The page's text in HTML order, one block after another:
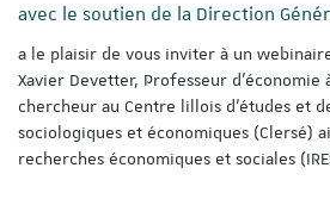
avec le soutien de la Direction
a le plaisir de vous inviter à un
Xavier Devetter, Professeur
chercheur au Centre lillois d’études et
sociologiques et économiques (Clersé)
recherches économiques et sociales